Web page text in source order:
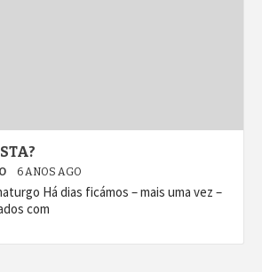
6 ANOS AGO
Há dias ficámos – mais uma vez –
com